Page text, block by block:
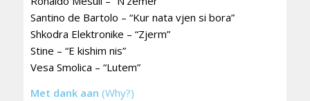
Santino de Bartolo – “Kur nata vjen si bora”
Shkodra Elektronike – “Zjerm”
Stine – “E kishim nis”
Vesa Smolica – “Lutem”
Met dank aan (Why?)